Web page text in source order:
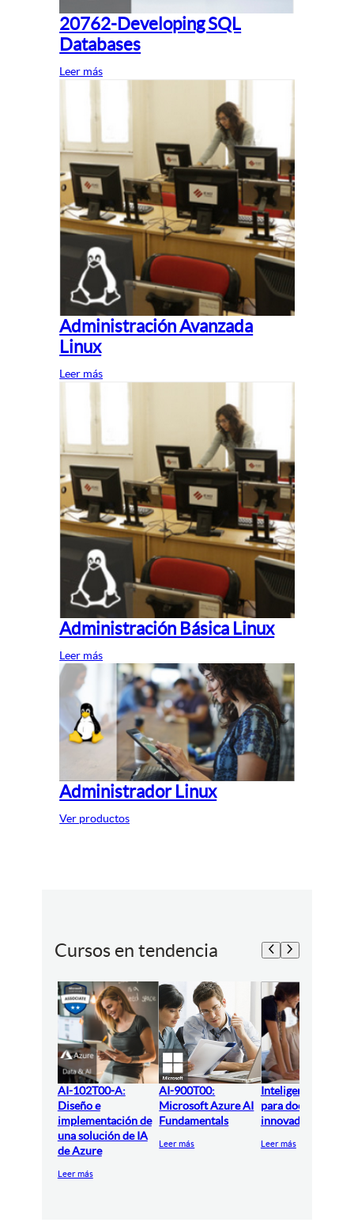
20762-Developing SQL
Databases
Leer más
Administración Avanzada
Linux
Leer más
Administración Básica Linux
Leer más
Administrador Linux
Ver productos
Cursos en tendencia
AI-102T00-A:
Diseño e
implementación de
una solución de IA
de Azure
Leer más
AI-900T00:
Microsoft Azure AI
Fundamentals
Leer más
Inteligencia
para docentes
innovadores
Leer más